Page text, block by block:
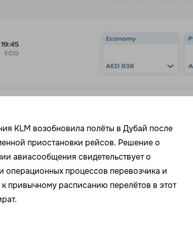
KLM возобновила полёты в Дубай после
приостановки рейсов. Решение о
авиасообщения свидетельствует о
операционных процессов перевозчика и
привычному расписанию перелётов в этот